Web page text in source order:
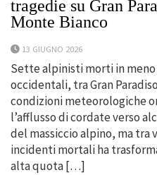
tragedie su Gran
Monte Bianco
13 GIUGNO 2026
Sette alpinisti morti in
occidentali, tra Gran
condizioni meteorologiche
l’afflusso di cordate verso
del massiccio alpino, ma tra
incidenti mortali ha
alta quota […]